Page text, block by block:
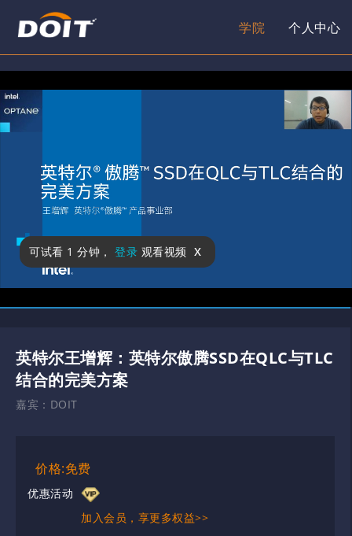
学院 个人中心
可试看 1 分钟 ， 登录 观看视频 x
英特尔王增辉：英特尔傲腾SSD在QLC与TLC
结合的完美方案
嘉宾： DOIT
价格:免费
优惠活动
加入会员，享更多权益>>